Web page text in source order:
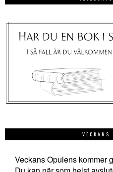
VECKANS
Veckans Opulens kommer